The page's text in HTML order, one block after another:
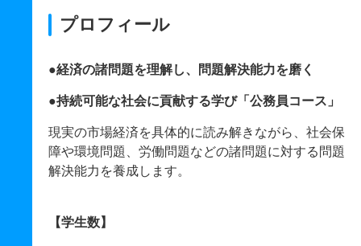
プロフィール
●経済の諸問題を理解し、問題解決能力を磨く
●持続可能な社会に貢献する学び「公務員コース」
現実の市場経済を具体的に読み解きながら、社会保
障や環境問題、労働問題などの諸問題に対する問題
解決能力を養成します。
【学生数】